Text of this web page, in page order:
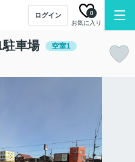
ログイン
お気に入り
0
駐車場 空室1